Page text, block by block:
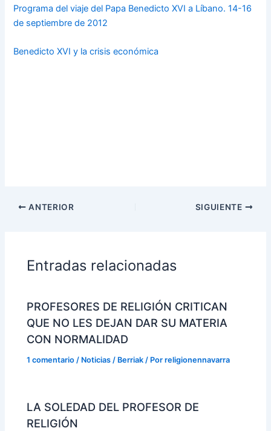
Programa del viaje del Papa Benedicto XVI a Líbano. 14-16
de septiembre de 2012
Benedicto XVI y la crisis económica
ANTERIOR SIGUIENTE
Entradas relacionadas
PROFESORES DE RELIGIÓN CRITICAN
QUE NO LES DEJAN DAR SU MATERIA
CON NORMALIDAD
1 comentario / Noticias / Berriak / Porreligionennavarra
LA SOLEDAD DEL PROFESOR DE
RELIGIÓN